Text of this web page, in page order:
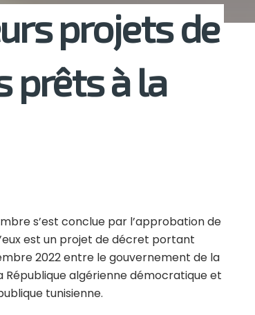
projets de
prêts à la
s’est conclue par l’approbation de
est un projet de décret portant
2022 entre le gouvernement de la
République algérienne démocratique et
tunisienne.